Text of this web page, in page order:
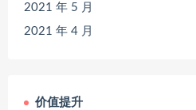
2021 年 5 月
2021 年 4 月
价值提升